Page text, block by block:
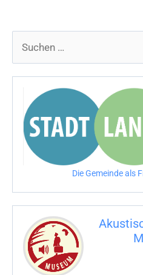
in
Kairo“
u
c
Die Gemeinde als
MUSEUM